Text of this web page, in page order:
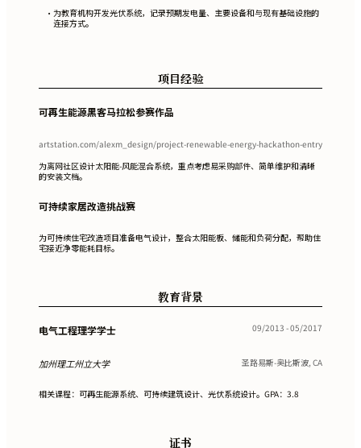
• 为教育机构开发光伏系统，记录预期发电量、主要设备和与现有基础设施的
连接方式。
项目经验
可再生能源黑客马拉松参赛作品
artstation.com/alexm_design/project-renewable-energy-hackathon-entry
为离网社区设计太阳能-风能混合系统，重点考虑易采购部件、简单维护和清晰
的安装文档。
可持续家居改造挑战赛
为可持续住宅改造项目准备电气设计，整合太阳能板、储能和负荷分配，帮助住
宅接近净零能耗目标。
教育背景
电气工程理学学士 09/2013 - 05/2017
加州理工州立大学 圣路易斯-奥比斯波, CA
相关课程：可再生能源系统、可持续建筑设计、光伏系统设计。GPA：3.8
证书